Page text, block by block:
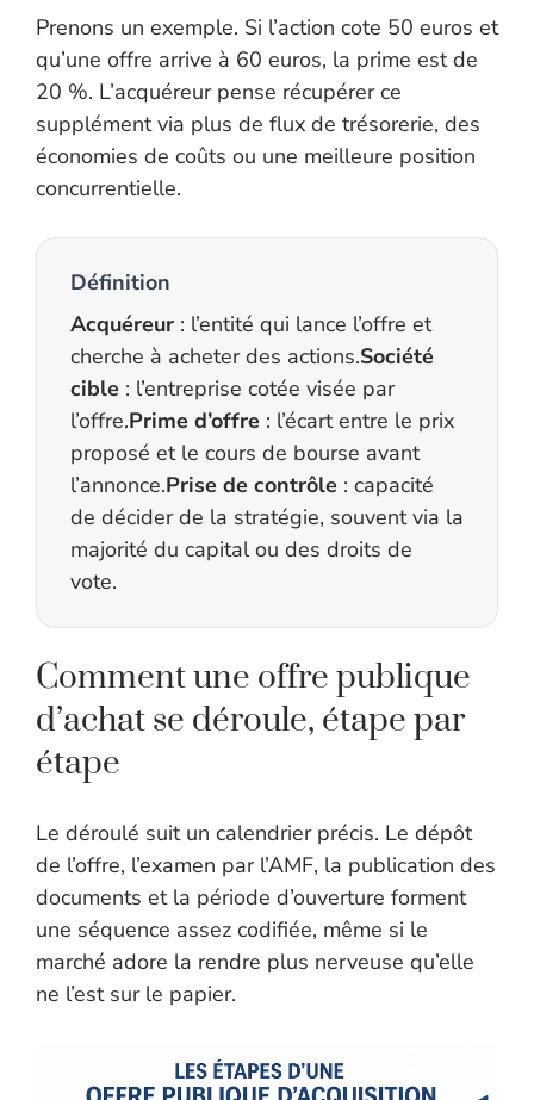
Prenons un exemple. Si l’action cote 50 euros et
qu’une offre arrive à 60 euros, la prime est de
20 %. L’acquéreur pense récupérer ce
supplément via plus de flux de trésorerie, des
économies de coûts ou une meilleure position
concurrentielle.
Définition
Acquéreur : l’entité qui lance l’offre et
cherche à acheter des actions.Société
cible : l’entreprise cotée visée par
l’offre.Prime d’offre : l’écart entre le prix
proposé et le cours de bourse avant
l’annonce.Prise de contrôle : capacité
de décider de la stratégie, souvent via la
majorité du capital ou des droits de
vote.
Comment une offre publique
d’achat se déroule, étape par
étape
Le déroulé suit un calendrier précis. Le dépôt
de l’offre, l’examen par l’AMF, la publication des
documents et la période d’ouverture forment
une séquence assez codifiée, même si le
marché adore la rendre plus nerveuse qu’elle
ne l’est sur le papier.